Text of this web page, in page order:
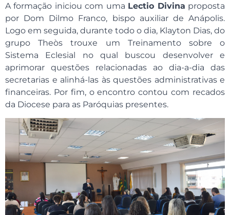
A formação iniciou com uma Lectio Divina proposta
por Dom Dilmo Franco, bispo auxiliar de Anápolis.
Logo em seguida, durante todo o dia, Klayton Dias, do
grupo Theòs trouxe um Treinamento sobre o
Sistema Eclesial no qual buscou desenvolver e
aprimorar questões relacionadas ao dia-a-dia das
secretarias e alinhá-las às questões administrativas e
financeiras. Por fim, o encontro contou com recados
da Diocese para as Paróquias presentes.